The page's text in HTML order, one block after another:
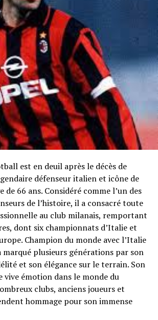
est en deuil après le décès de
défenseur italien et icône de
de 66 ans. Considéré comme l’un des
de l’histoire, il a consacré toute
au club milanais, remportant
dont six championnats d’Italie et
Champion du monde avec l’Italie
marqué plusieurs générations par son
et son élégance sur le terrain. Son
vive émotion dans le monde du
clubs, anciens joueurs et
hommage pour son immense